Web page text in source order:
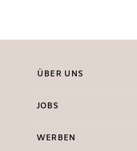
ÜBER UNS
JOBS
WERBEN